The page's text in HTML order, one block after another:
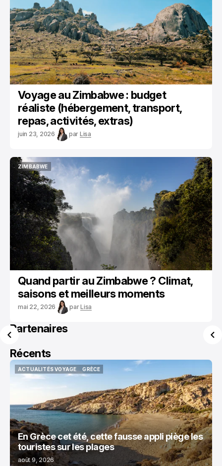
Voyage au Zimbabwe : budget
réaliste (hébergement, transport,
repas, activités, extras)
juin 23, 2026 par Lisa
ZIMBABWE
ZIMBABWE
Quand partir au Zimbabwe ? Climat,
saisons et meilleurs moments
mai 22, 2026 parLisa
Partenaires
Récents
ACTUALITÉS VOYAGE
ACTUALITÉS VOYAGE
GRÈCE
GRÈCE
En Grèce cet été, cette fausse appli piège les
touristes sur les plages
août 9, 2026